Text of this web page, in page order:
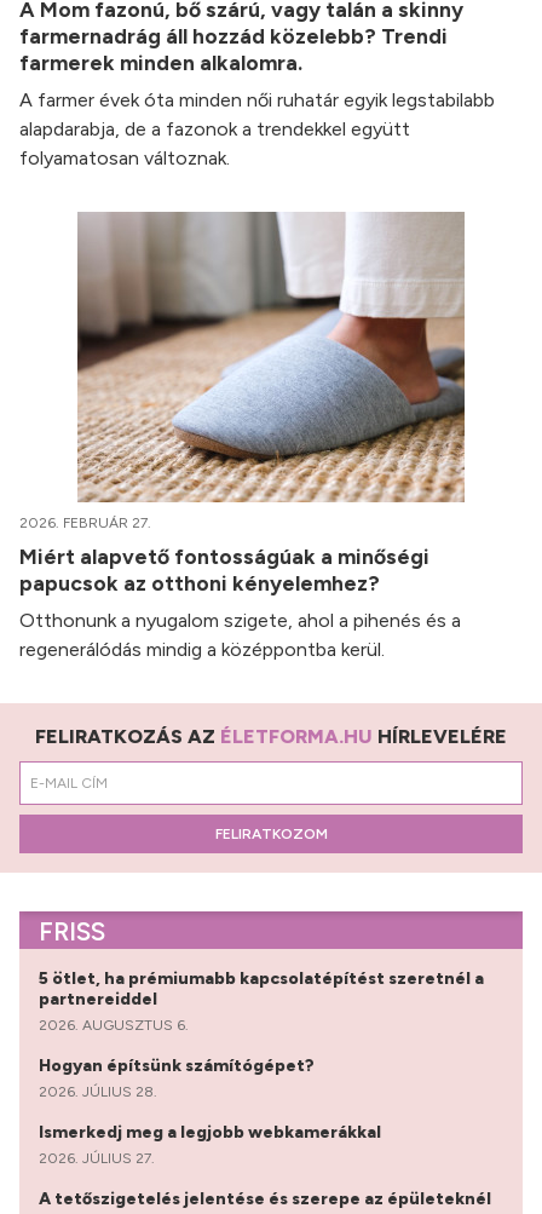
A Mom fazonú, bő szárú, vagy talán a skinny
farmernadrág áll hozzád közelebb? Trendi
farmerek minden alkalomra.
A farmer évek óta minden női ruhatár egyik legstabilabb
alapdarabja, de a fazonok a trendekkel együtt
folyamatosan változnak.
2026. FEBRUÁR 27.
Miért alapvető fontosságúak a minőségi
papucsok az otthoni kényelemhez?
Otthonunk a nyugalom szigete, ahol a pihenés és a
regenerálódás mindig a középpontba kerül.
FELIRATKOZÁS AZ ÉLETFORMA.HU HÍRLEVELÉRE
FELIRATKOZOM
FRISS
5 ötlet, ha prémiumabb kapcsolatépítést szeretnél a
partnereiddel
2026. AUGUSZTUS 6.
Hogyan építsünk számítógépet?
2026. JÚLIUS 28.
Ismerkedj meg a legjobb webkamerákkal
2026. JÚLIUS 27.
A tetőszigetelés jelentése és szerepe az épületeknél